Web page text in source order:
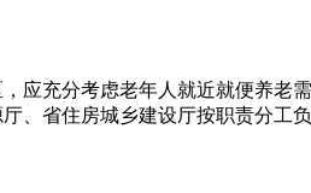
应充分考虑老年人就近就便养老
、省住房城乡建设厅按职责分工负